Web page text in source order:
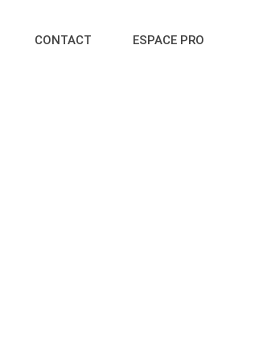
CONTACT ESPACE PRO